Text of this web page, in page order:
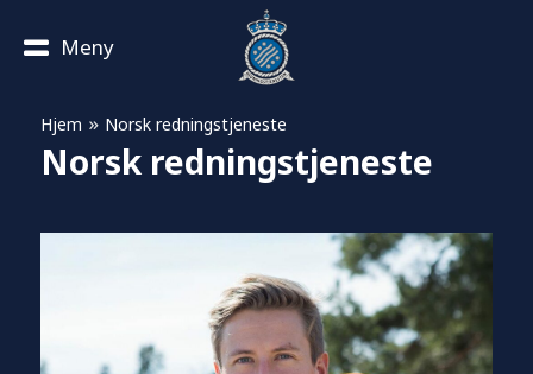
Meny
Hjem » Norsk redningstjeneste
Norsk redningstjeneste